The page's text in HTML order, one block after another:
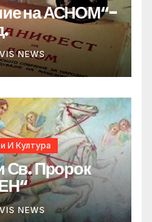
на АСНОМ“-
NEWS
И Култура
Св. Пророк
NEWS